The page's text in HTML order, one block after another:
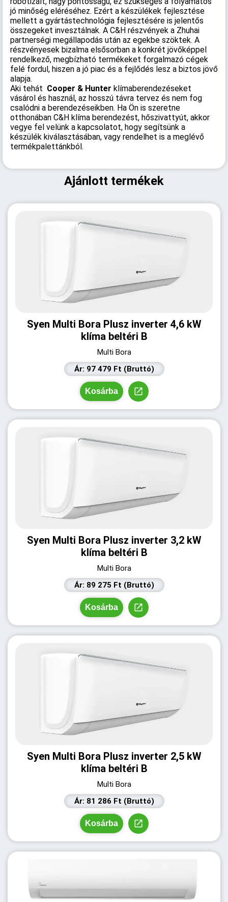
jó minőség eléréséhez. Ezért a készülékek fejlesztése
mellett a gyártástechnológia fejlesztésére is jelentős
összegeket invesztálnak. A C&H részvények a Zhuhai
partnerségi megállapodás után az egekbe szöktek. A
részvényesek bizalma elsősorban a konkrét jövőképpel
rendelkező, megbízható termékeket forgalmazó cégek
felé fordul, hiszen a jó piac és a fejlődés lesz a biztos jövő
alapja.
Aki tehát Cooper & Hunter klímaberendezéseket
vásárol és használ, az hosszú távra tervez és nem fog
csalódni a berendezéseikben. Ha Ön is szeretne
otthonában C&H klíma berendezést, hőszivattyút, akkor
vegye fel velünk a kapcsolatot, hogy segítsünk a
készülék kiválasztásában, vagy rendelhet is a meglévő
termékpalettánkból.
Ajánlott termékek
Syen Multi Bora Plusz inverter 4,6 kW
klíma beltéri B
Multi Bora
Ár: 97 479 Ft (Bruttó)
Kosárba
Syen Multi Bora Plusz inverter 3,2 kW
klíma beltéri B
Multi Bora
Ár: 89 275 Ft (Bruttó)
Kosárba
Syen Multi Bora Plusz inverter 2,5 kW
klíma beltéri B
Multi Bora
Ár: 81 286 Ft (Bruttó)
Kosárba